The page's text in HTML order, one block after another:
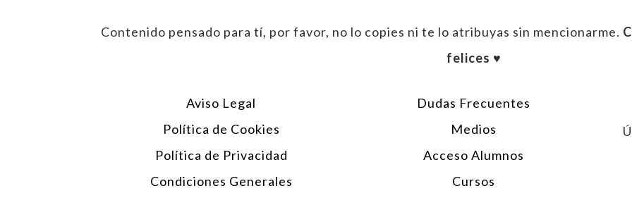
Contenido pensado para tí, por favor, no lo copies ni te lo atribuyas sin mencionarme.
felices ♥︎
Aviso Legal
Política de Cookies
Política de Privacidad
Condiciones Generales
Dudas Frecuentes
Medios
Acceso Alumnos
Cursos